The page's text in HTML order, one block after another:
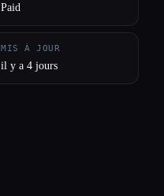
Paid
MIS À JOUR
il y a 4 jours